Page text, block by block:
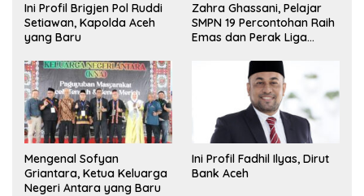
Ini Profil Brigjen Pol Ruddi
Setiawan, Kapolda Aceh
yang Baru
Zahra Ghassani, Pelajar
SMPN 19 Percontohan Raih
Emas dan Perak Liga
Mengenal Sofyan
Griantara, Ketua Keluarga
Negeri Antara yang Baru
Ini Profil Fadhil Ilyas, Dirut
Bank Aceh